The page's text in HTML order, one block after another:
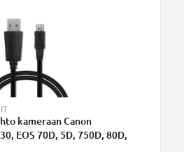
kameraan Canon
EOS 70D, 5D, 750D, 80D,